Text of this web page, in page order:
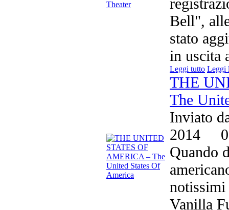
Bell",
stato
in uscita
Leggi tutto Leggi
THE
The
Inviato
2014 0
Quando
notissimi
Vanilla